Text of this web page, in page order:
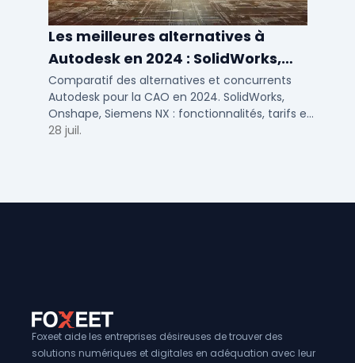
Les meilleures alternatives à
Autodesk en 2024 : SolidWorks,
Siemens NX et autres solutions CAO
Comparatif des alternatives et concurrents
Autodesk pour la CAO en 2024. SolidWorks,
Onshape, Siemens NX : fonctionnalités, tarifs et
cas d'usage pour PME et bureaux d'études.
28 juil.
Foxeet aide les entreprises désireuses de trouver des
solutions numériques et digitales en adéquation avec leur